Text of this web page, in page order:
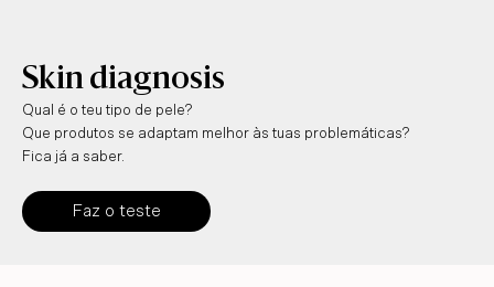
Skin diagnosis
Qual é o teu tipo de pele?
Que produtos se adaptam melhor às tuas problemáticas?
Fica já a saber.
Faz o teste